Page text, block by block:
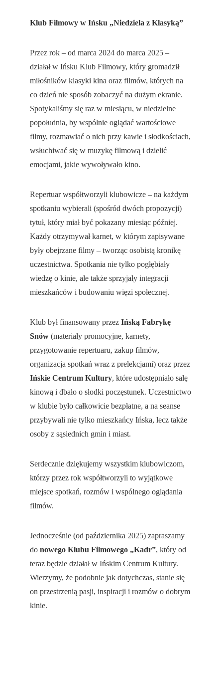
Klub Filmowy w Ińsku „Niedziela z Klasyką”
Przez rok – od marca 2024 do marca 2025 –
działał w Ińsku Klub Filmowy, który gromadził
miłośników klasyki kina oraz filmów, których na
co dzień nie sposób zobaczyć na dużym ekranie.
Spotykaliśmy się raz w miesiącu, w niedzielne
popołudnia, by wspólnie oglądać wartościowe
filmy, rozmawiać o nich przy kawie i słodkościach,
wsłuchiwać się w muzykę filmową i dzielić
emocjami, jakie wywoływało kino.
Repertuar współtworzyli klubowicze – na każdym
spotkaniu wybierali (spośród dwóch propozycji)
tytuł, który miał być pokazany miesiąc później.
Każdy otrzymywał karnet, w którym zapisywane
były obejrzane filmy – tworząc osobistą kronikę
uczestnictwa. Spotkania nie tylko pogłębiały
wiedzę o kinie, ale także sprzyjały integracji
mieszkańców i budowaniu więzi społecznej.
Klub był finansowany przez Ińską Fabrykę
Snów (materiały promocyjne, karnety,
przygotowanie repertuaru, zakup filmów,
organizacja spotkań wraz z prelekcjami) oraz przez
Ińskie Centrum Kultury, które udostępniało salę
kinową i dbało o słodki poczęstunek. Uczestnictwo
w klubie było całkowicie bezpłatne, a na seanse
przybywali nie tylko mieszkańcy Ińska, lecz także
osoby z sąsiednich gmin i miast.
Serdecznie dziękujemy wszystkim klubowiczom,
którzy przez rok współtworzyli to wyjątkowe
miejsce spotkań, rozmów i wspólnego oglądania
filmów.
Jednocześnie (od października 2025) zapraszamy
do nowego Klubu Filmowego „Kadr”, który od
teraz będzie działał w Ińskim Centrum Kultury.
Wierzymy, że podobnie jak dotychczas, stanie się
on przestrzenią pasji, inspiracji i rozmów o dobrym
kinie.